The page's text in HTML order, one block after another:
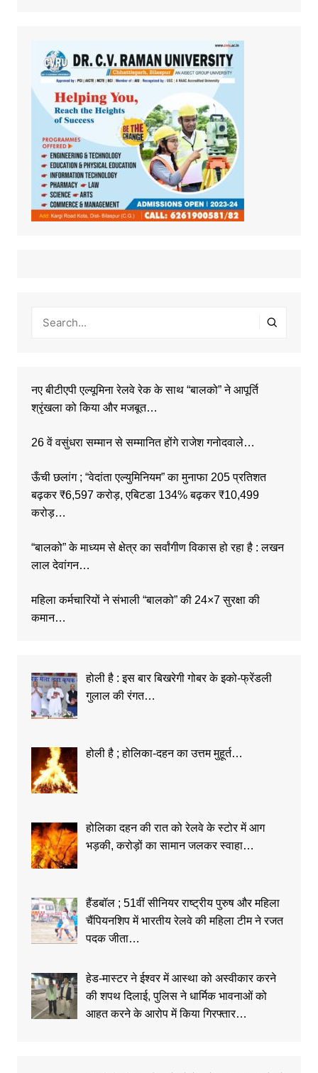
नए बीटीएपी एल्यूमिना रेलवे रेक के साथ “बालको” ने आपूर्ति
श्रृंखला को किया और मजबूत…
26 वें वसुंधरा सम्मान से सम्मानित होंगे राजेश गनोदवाले…
ऊँची छलांग ; “वेदांता एल्युमिनियम” का मुनाफा 205 प्रतिशत
बढ़कर ₹6,597 करोड़, एबिटडा 134% बढ़कर ₹10,499
करोड़…
“बालको” के माध्यम से क्षेत्र का सर्वांगीण विकास हो रहा है : लखन
लाल देवांगन…
महिला कर्मचारियों ने संभाली “बालको” की 24×7 सुरक्षा की
कमान…
होली है : इस बार बिखरेगी गोबर के इको-फ्रेंडली
गुलाल की रंगत…
होली है ; होलिका-दहन का उत्तम मुहूर्त…
होलिका दहन की रात को रेलवे के स्टोर में आग
भड़की, करोड़ों का सामान जलकर स्वाहा…
हैंडबॉल ; 51वीं सीनियर राष्ट्रीय पुरुष और महिला
चैंपियनशिप में भारतीय रेलवे की महिला टीम ने रजत
पदक जीता…
हेड-मास्टर ने ईश्वर में आस्था को अस्वीकार करने
की शपथ दिलाई, पुलिस ने धार्मिक भावनाओं को
आहत करने के आरोप में किया गिरफ्तार…